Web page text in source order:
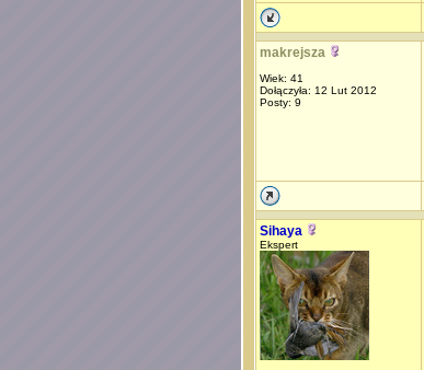
makrejsza
Wiek: 41
Dołączyła: 12 Lut 2012
Posty: 9
Sihaya
Ekspert